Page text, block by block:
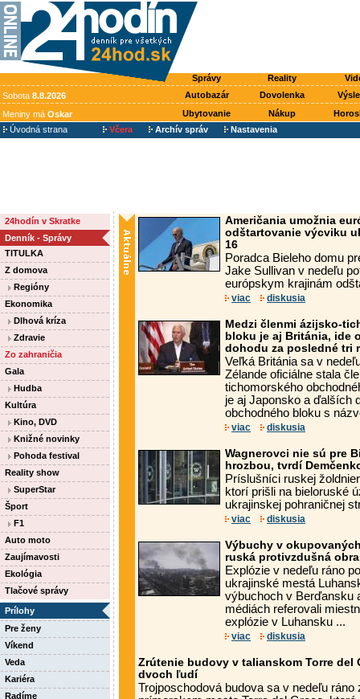
Správy Reality
Sobota 8.8.2026 Autobazár Dovolenka
Meniny má Oskar Ubytovanie Nákup
Úvodná strana
Včera Archív správ Nastavenia
24hodín v Skratke
Denník - Správy
TITULKA
Z domova
Regióny
Ekonomika
Dlhová kríza
Zdravie
Zo zahraničia
Gala
Hudba
Kultúra
Kino, DVD
Knižné novinky
Pohoda festival
Reality show
SuperStar
Šport
F1
Auto moto
Zaujímavosti
Ekológia
Tlačové správy
Prílohy
Pre ženy
Víkend
Veda
Kariéra
Radíme
Američania umožnia
odštartovanie výcviku
16
Poradca Bieleho domu
Jake Sullivan v nedeľu
európskym krajinám
viac diskusia
Medzi členmi ázijsko-
bloku je aj Británia, ide
dohodu za posledné tri
Veľká Británia sa v
Zélande oficiálne stala
tichomorského
je aj Japonsko a ďalších
obchodného bloku s
viac diskusia
Wagnerovci nie sú pre
hrozbou, tvrdí
Príslušníci ruskej
ktorí prišli na bieloruské
ukrajinskej pohraničnej
viac diskusia
Výbuchy v
ruská protivzdušná
Explózie v nedeľu ráno
ukrajinské mestá
výbuchoch v Berďansku
médiách referovali
explózie v Luhansku ...
viac diskusia
Zrútenie budovy v talianskom Torre del
dvoch ľudí
Trojposchodová budova sa v nedeľu ráno